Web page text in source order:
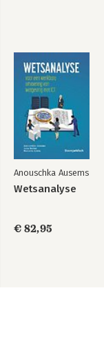
Anouschka Ausems
Wetsanalyse
€ 82,95